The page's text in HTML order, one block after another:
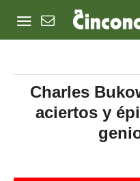
Charles
aciertos y